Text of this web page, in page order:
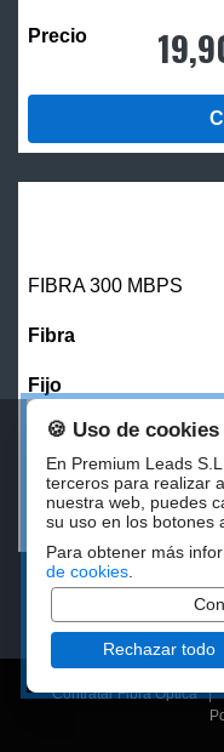
FIBRA 300 MBPS
Contratar Fibra Óptica|
🍪 Uso de cookies
En Premium Leads
terceros para realizar
nuestra web, puedes
su uso en los botones
Para obtener más
de cookies
Rechazar todo